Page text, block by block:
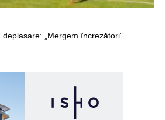
„Mergem încrezători”